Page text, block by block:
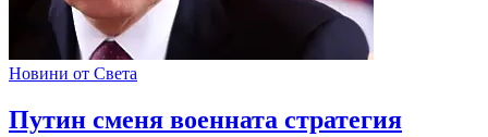
Новини от Света
Путин сменя военната стратегия